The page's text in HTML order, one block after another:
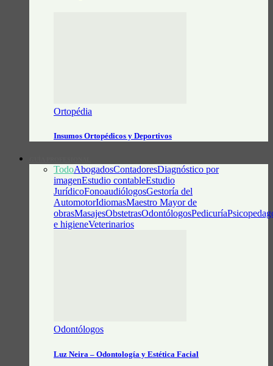
Ortopédia
Insumos Ortopédicos y Deportivos
TodoAbogadosContadoresDiagnóstico por
imagenEstudio contableEstudio
JurídicoFonoaudiólogosGestoría del
AutomotorIdiomasMaestro Mayor de
obrasMasajesObstetrasOdontólogosPedicuría
e higieneVeterinarios
Odontólogos
Luz Neira – Odontología y Estética Facial